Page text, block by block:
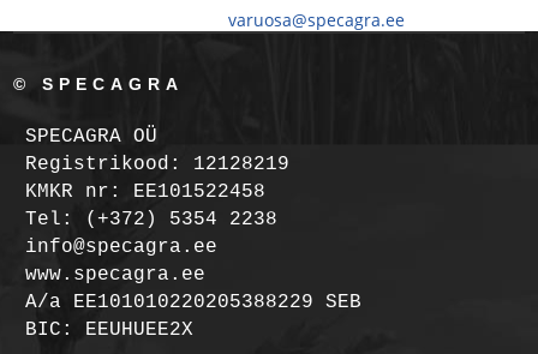
varuosa@specagra.ee
© SPECAGRA
SPECAGRA OÜ
Registrikood: 12128219
KMKR nr: EE101522458
Tel: (+372) 5354 2238
info@specagra.ee
www.specagra.ee
A/a EE101010220205388229 SEB
BIC: EEUHUEE2X